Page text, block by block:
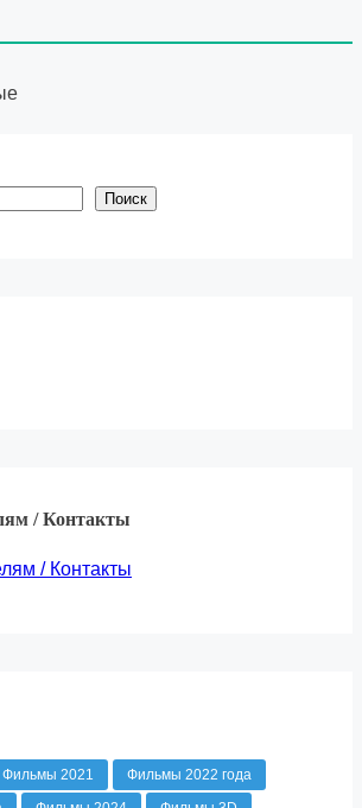
Поиск
/ Контакты
/ Контакты
Фильмы 2021
Фильмы 2022 года